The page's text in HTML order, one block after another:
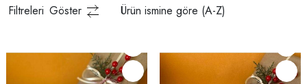
Filtreleri Göster Ürün ismine göre (A-Z)